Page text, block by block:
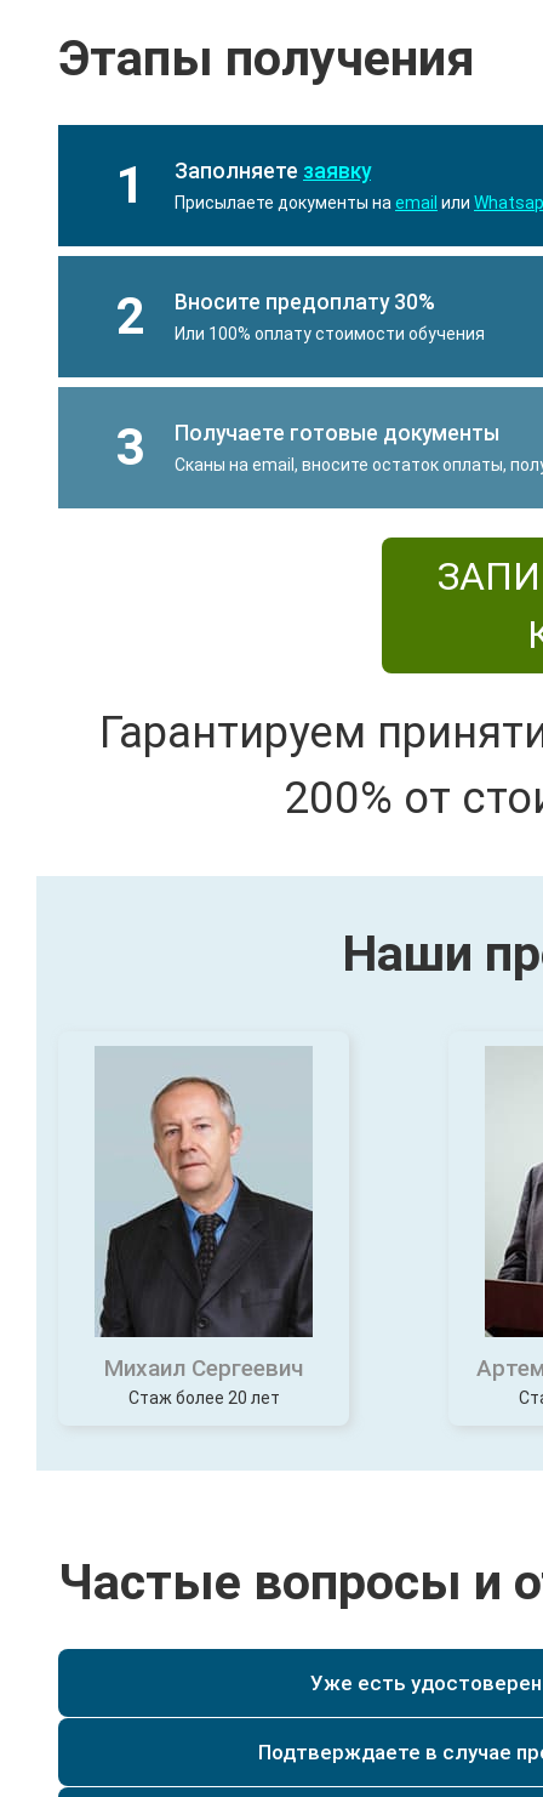
Этапы получения
1 Заполняете заявку
Присылаете документы на email или
2 Вносите предоплату 30%
Или 100% оплату стоимости обучения
3 Получаете готовые документы
Сканы на email, вносите остаток оплаты,
Гарантируем
200% от
Наши
Михаил Сергеевич
Стаж более 20 лет
Частые вопросы и
Уже есть
Да, при наличии у Вас уже действующего
Подтверждаете в случае
Да. Мы имеем действующую лицензию на
регистрируются и заносятся в реестр и архив